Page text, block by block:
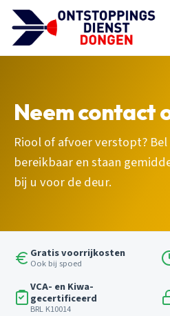
Neem contact
Riool of afvoer verstopt?
bereikbaar en staan
bij u voor de deur.
Gratis voorrijkosten
Ook bij spoed
VCA- en Kiwa-
gecertificeerd
BRL K10014